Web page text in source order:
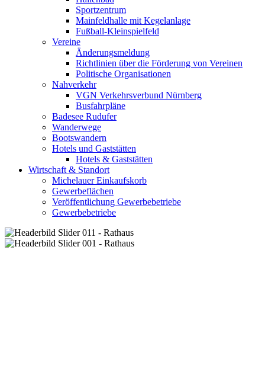
Sportzentrum
Mainfeldhalle mit Kegelanlage
Fußball-Kleinspielfeld
Vereine
Änderungsmeldung
Richtlinien über die Förderung von Vereinen
Politische Organisationen
Nahverkehr
VGN Verkehrsverbund Nürnberg
Busfahrpläne
Badesee Rudufer
Wanderwege
Bootswandern
Hotels und Gaststätten
Hotels & Gaststätten
Wirtschaft & Standort
Michelauer Einkaufskorb
Gewerbeflächen
Veröffentlichung Gewerbebetriebe
Gewerbebetriebe